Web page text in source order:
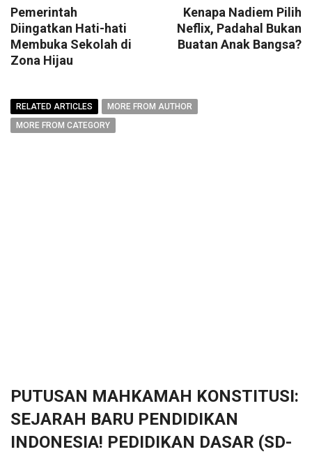
Pemerintah
Diingatkan Hati-hati
Membuka Sekolah di
Zona Hijau
Kenapa Nadiem Pilih
Neflix, Padahal Bukan
Buatan Anak Bangsa?
RELATED ARTICLES
MORE FROM AUTHOR
MORE FROM CATEGORY
PUTUSAN MAHKAMAH KONSTITUSI:
SEJARAH BARU PENDIDIKAN
INDONESIA! PEDIDIKAN DASAR (SD-